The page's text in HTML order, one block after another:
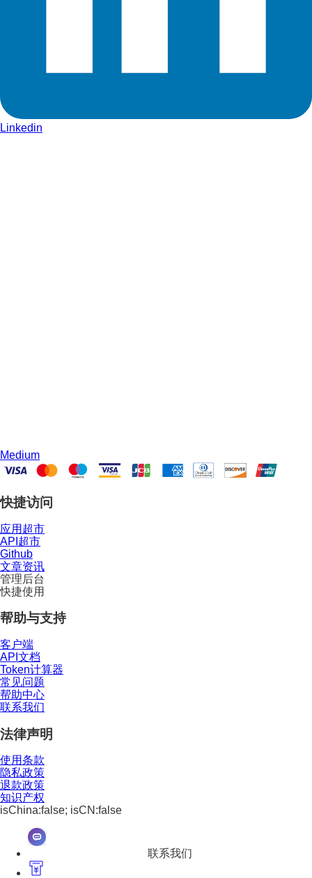
Linkedin
Medium
快捷访问
应用超市
API超市
Github
文章资讯
管理后台
快捷使用
帮助与支持
客户端
API文档
Token计算器
常见问题
帮助中心
联系我们
法律声明
使用条款
隐私政策
退款政策
知识产权
isChina:false; isCN:false
联系我们